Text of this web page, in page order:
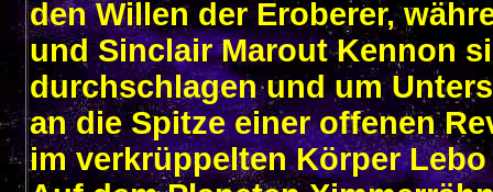
den Willen der Eroberer,
und Sinclair Marout Kennon
durchschlagen und um
an die Spitze einer offenen
im verkrüppelten Körper